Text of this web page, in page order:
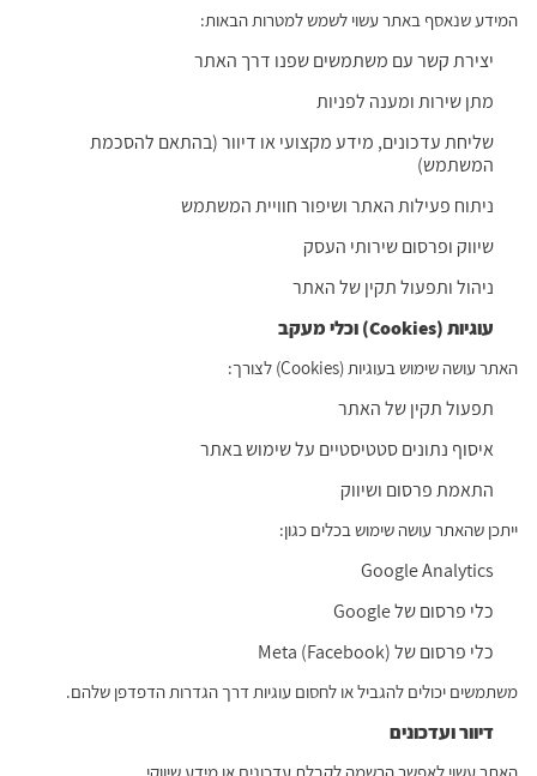
המידע שנאסף באתר עשוי לשמש למטרות הבאות:
יצירת קשר עם משתמשים שפנו דרך האתר
מתן שירות ומענה לפניות
שליחת עדכונים, מידע מקצועי או דיוור (בהתאם להסכמת
המשתמש)
ניתוח פעילות האתר ושיפור חוויית המשתמש
שיווק ופרסום שירותי העסק
ניהול ותפעול תקין של האתר
עוגיות(Cookies) וכלי מעקב
האתר עושה שימוש בעוגיות (Cookies) לצורך:
תפעול תקין של האתר
איסוף נתונים סטטיסטיים על שימוש באתר
התאמת פרסום ושיווק
ייתכן שהאתר עושה שימוש בכלים כגון:
Google Analytics
כלי פרסום של Google
כלי פרסום של Meta (Facebook)
משתמשים יכולים להגביל או לחסום עוגיות דרך הגדרות הדפדפן שלהם.
דיוור ועדכונים
האתר עשוי לאפשר הרשמה לקבלת עדכונים או מידע שיווקי.